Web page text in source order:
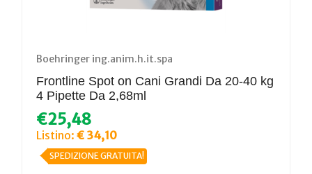
Boehringer ing.anim.h.it.spa
Frontline Spot on Cani Grandi Da 20-40 kg
4 Pipette Da 2,68ml
€25,48
Listino: € 34,10
SPEDIZIONE GRATUITA!